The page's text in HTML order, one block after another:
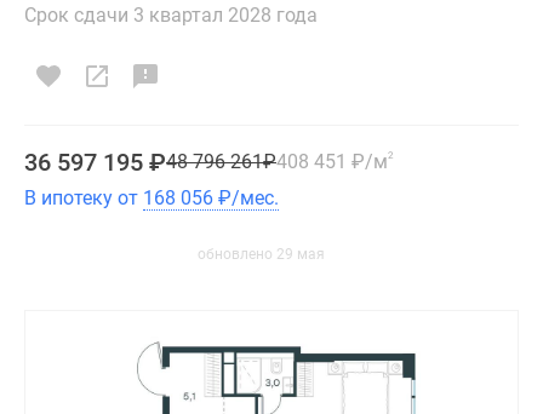
Срок сдачи 3 квартал 2028 года
36 597 195 ₽48 796 261₽408 451 ₽/м2
В ипотеку от 168 056 ₽/мес.
обновлено 29 мая